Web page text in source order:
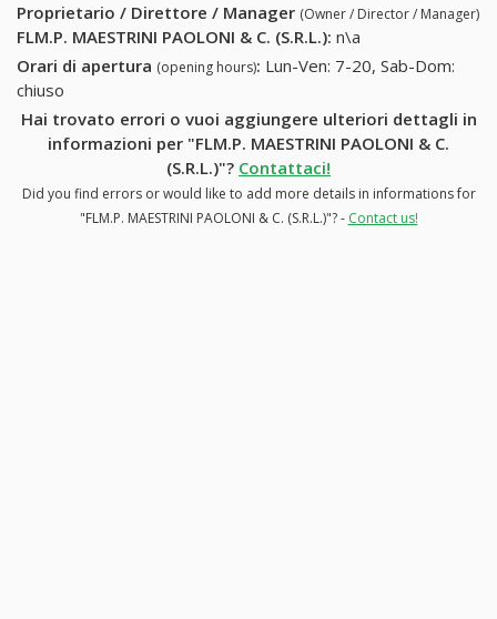
Proprietario / Direttore / Manager (Owner / Director / Manager)
FLM.P. MAESTRINI PAOLONI & C. (S.R.L.): n\a
Orari di apertura (opening hours): Lun-Ven: 7-20, Sab-Dom:
chiuso
Hai trovato errori o vuoi aggiungere ulteriori dettagli in
informazioni per "FLM.P. MAESTRINI PAOLONI & C.
(S.R.L.)"? Contattaci!
Did you find errors or would like to add more details in informations for
"FLM.P. MAESTRINI PAOLONI & C. (S.R.L.)"? - Contact us!